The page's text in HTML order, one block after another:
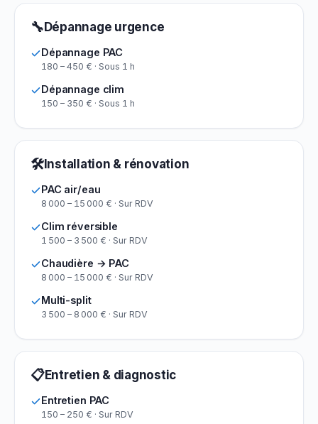
🔧Dépannage urgence
Dépannage PAC
180 – 450 € · Sous 1 h
Dépannage clim
150 – 350 € · Sous 1 h
🛠Installation & rénovation
PAC air/eau
8 000 – 15 000 € · Sur RDV
Clim réversible
1 500 – 3 500 € · Sur RDV
Chaudière → PAC
8 000 – 15 000 € · Sur RDV
Multi-split
3 500 – 8 000 € · Sur RDV
📋Entretien & diagnostic
Entretien PAC
150 – 250 € · Sur RDV